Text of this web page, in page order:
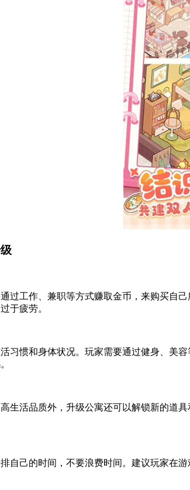
过工作、兼职等方式赚取金币，来购买自
于疲劳。
习惯和身体状况。玩家需要通过健身、美
生活品质外，升级公寓还可以解锁新的道
自己的时间，不要浪费时间。建议玩家在